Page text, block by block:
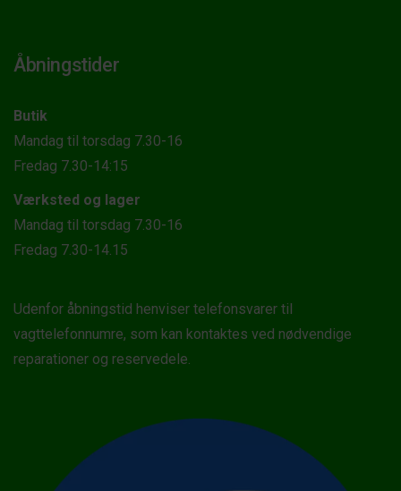
Åbningstider
Butik
Mandag til torsdag 7.30-16
Fredag 7.30-14:15
Værksted og lager
Mandag til torsdag 7.30-16
Fredag 7.30-14.15
Udenfor åbningstid henviser telefonsvarer til
vagttelefonnumre, som kan kontaktes ved nødvendige
reparationer og reservedele.